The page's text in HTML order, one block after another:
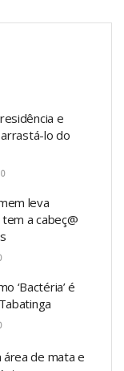
e
arrastá-lo do
0
leva
tem a cabeç@
‘Bactéria’ é
de mata e